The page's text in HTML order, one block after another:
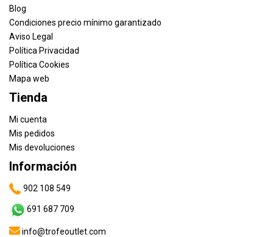
Blog
Condiciones precio mínimo garantizado
Aviso Legal
Política Privacidad
Política Cookies
Mapa web
Tienda
Mi cuenta
Mis pedidos
Mis devoluciones
Información
902 108 549
691 687 709
info@trofeoutlet.com